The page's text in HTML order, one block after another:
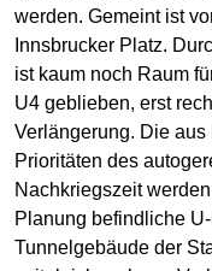
werden. Gemeint ist
Innsbrucker Platz.
ist kaum noch Raum
U4 geblieben, erst
Verlängerung. Die
Prioritäten des
Nachkriegszeit
Planung befindliche
Tunnelgebäude der